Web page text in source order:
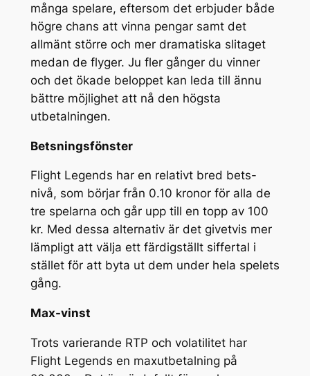
många spelare, eftersom det erbjuder både
högre chans att vinna pengar samt det
allmänt större och mer dramatiska slitaget
medan de flyger. Ju fler gånger du vinner
och det ökade beloppet kan leda till ännu
bättre möjlighet att nå den högsta
utbetalningen.
Betsningsfönster
Flight Legends har en relativt bred bets-
nivå, som börjar från 0.10 kronor för alla de
tre spelarna och går upp till en topp av 100
kr. Med dessa alternativ är det givetvis mer
lämpligt att välja ett färdigställt siffertal i
stället för att byta ut dem under hela spelets
gång.
Max-vinst
Trots varierande RTP och volatilitet har
Flight Legends en maxutbetalning på